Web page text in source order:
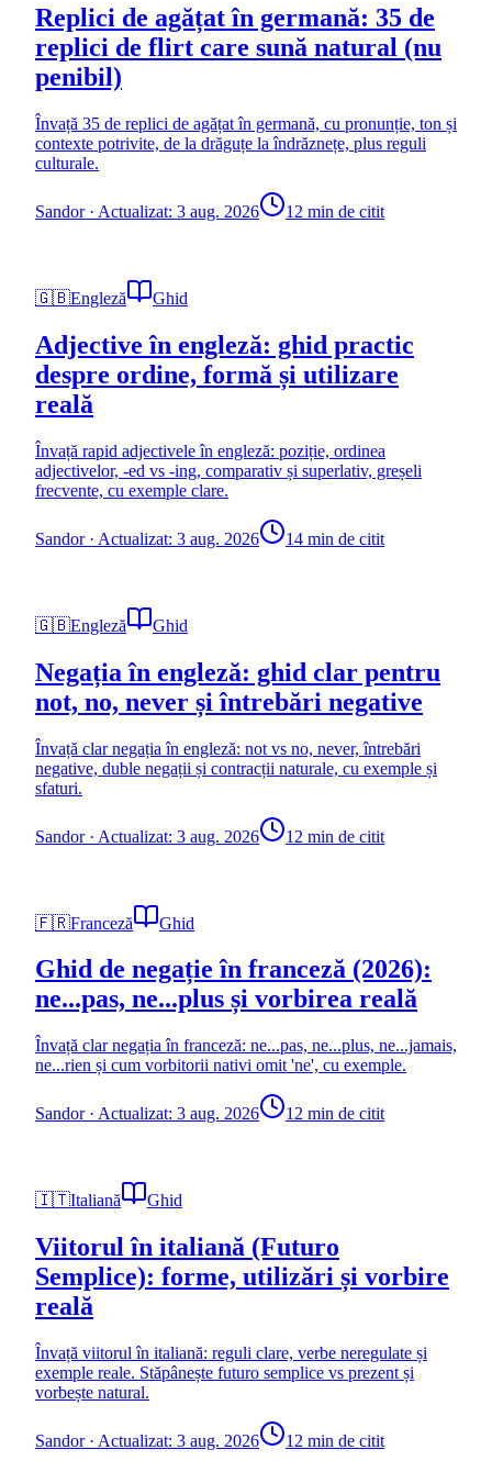
Replici de agățat în germană: 35 de
replici de flirt care sună natural (nu
penibil)
Învață 35 de replici de agățat în germană, cu pronunție, ton și
contexte potrivite, de la drăguțe la îndrăznețe, plus reguli
culturale.
Sandor· Actualizat: 3 aug. 2026 12 min de citit
🇬🇧Engleză Ghid
Adjective în engleză: ghid practic
despre ordine, formă și utilizare
reală
Învață rapid adjectivele în engleză: poziție, ordinea
adjectivelor, -ed vs -ing, comparativ și superlativ, greșeli
frecvente, cu exemple clare.
Sandor· Actualizat: 3 aug. 2026 14 min de citit
🇬🇧Engleză Ghid
Negația în engleză: ghid clar pentru
not, no, never și întrebări negative
Învață clar negația în engleză: not vs no, never, întrebări
negative, duble negații și contracții naturale, cu exemple și
sfaturi.
Sandor· Actualizat: 3 aug. 2026 12 min de citit
🇫🇷Franceză Ghid
Ghid de negație în franceză (2026):
ne...pas, ne...plus și vorbirea reală
Învață clar negația în franceză: ne...pas, ne...plus, ne...jamais,
ne...rien și cum vorbitorii nativi omit 'ne', cu exemple.
Sandor· Actualizat: 3 aug. 2026 12 min de citit
🇮🇹Italiană Ghid
Viitorul în italiană (Futuro
Semplice): forme, utilizări și vorbire
reală
Învață viitorul în italiană: reguli clare, verbe neregulate și
exemple reale. Stăpânește futuro semplice vs prezent și
vorbește natural.
Sandor· Actualizat: 3 aug. 2026 12 min de citit